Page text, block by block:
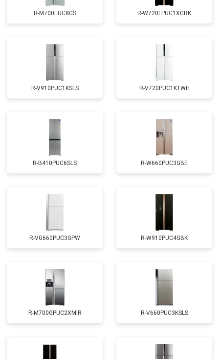
R-M700EUC8GS R-W720FPUC1XGBK
R-V910PUC1KSLS R-V720PUC1KTWH
R-B410PUC6SLS R-W660PUC3GBE
R-VG660PUC3GPW R-W910PUC4GBK
R-M700GPUC2XMIR R-V660PUC3KSLS